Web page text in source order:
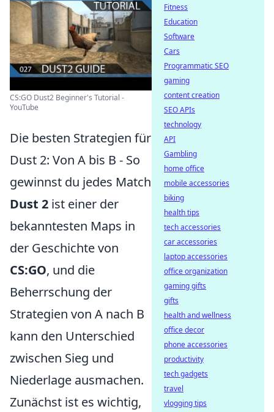
CS:GO Dust2 Beginner's Tutorial -
YouTube
Die besten Strategien für
Dust 2: Von A bis B - So
gewinnst du jedes Match
Dust 2 ist einer der
bekanntesten Maps in
der Geschichte von
CS:GO, und die
Beherrschung der
Strategien von A nach B
kann den Unterschied
zwischen Sieg und
Niederlage ausmachen.
Zunächst ist es wichtig,
Fitness
Education
Software
Cars
Programmatic SEO
gaming
content creation
SEO APIs
technology
API
Gambling
home office
mobile accessories
biking
health tips
tech accessories
car accessories
laptop accessories
office organization
gaming gifts
gifts
health and wellness
office decor
phone accessories
productivity
tech gadgets
travel
vlogging tips